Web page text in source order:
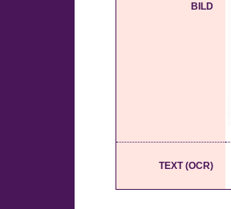
BILD
TEXT (OCR)